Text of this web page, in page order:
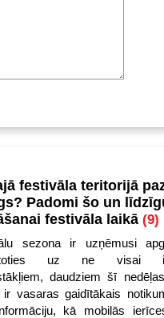
festivāla teritorijā
Padomi šo un
festivāla laikā (9)
sezona ir uzņēmusi
uz ne visai
daudziem šī
ir vasaras gaidītākais
kā mobilās